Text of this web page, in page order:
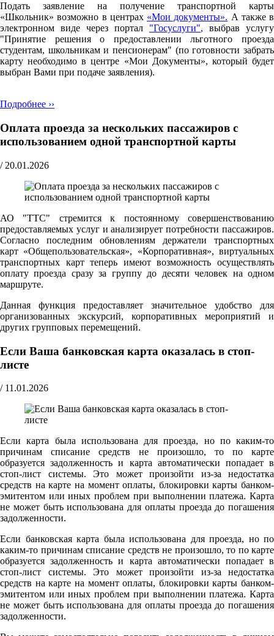
Подать заявление на получение транспортной карты
«Школьник» возможно в центрах «Мои документы». А также в
электронном виде через портал "Госуслуги", выбрав услугу
"Принятие решения о предоставлении льготного проезда
студентам, школьникам и пенсионерам" (по готовности забрать
карту необходимо в центре «Мои Документы», который будет
выбран Вами при подаче заявления).
Подробнее ››
Оплата проезда за нескольких пассажиров с
использованием одной транспортной карты
/ 20.01.2026
АО "ТТС" стремится к постоянному совершенствованию
предоставляемых услуг и анализирует потребности пассажиров.
Согласно последним обновлениям держатели транспортных
карт «Общепользовательская», «Корпоративная», виртуальных
транспортных карт теперь имеют возможность осуществлять
оплату проезда сразу за группу до десяти человек на одном
маршруте.
Данная функция предоставляет значительное удобство для
организованных экскурсий, корпоративных мероприятий и
других групповых перемещений.
Если Ваша банковская карта оказалась в стоп-
листе
/ 11.01.2026
Если карта была использована для проезда, но по каким-то
причинам списание средств не произошло, то по карте
образуется задолженность и карта автоматически попадает в
стоп-лист системы. Это может произойти из-за недостатка
средств на карте на момент оплаты, блокировки карты банком-
эмитентом или иных проблем при выполнении платежа. Карта
не может быть использована для оплаты проезда до погашения
задолженности.
Если банковская карта была использована для проезда, но по
каким-то причинам списание средств не произошло, то по карте
образуется задолженность и карта автоматически попадает в
стоп-лист системы. Это может произойти из-за недостатка
средств на карте на момент оплаты, блокировки карты банком-
эмитентом или иных проблем при выполнении платежа. Карта
не может быть использована для оплаты проезда до погашения
задолженности.